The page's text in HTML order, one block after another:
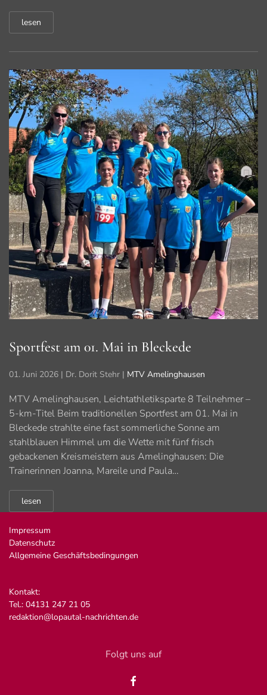
lesen
Sportfest am 01. Mai in Bleckede
01. Juni 2026 | Dr. Dorit Stehr | MTV Amelinghausen
MTV Amelinghausen, Leichtathletiksparte 8 Teilnehmer –
5-km-Titel Beim traditionellen Sportfest am 01. Mai in
Bleckede strahlte eine fast sommerliche Sonne am
stahlblauen Himmel um die Wette mit fünf frisch
gebackenen Kreismeistern aus Amelinghausen: Die
Trainerinnen Joanna, Mareile und Paula…
lesen
Impressum
Datenschutz
Allgemeine Geschäftsbedingungen
Kontakt:
Tel.: 04131 247 21 05
redaktion@lopautal-nachrichten.de
Folgt uns auf